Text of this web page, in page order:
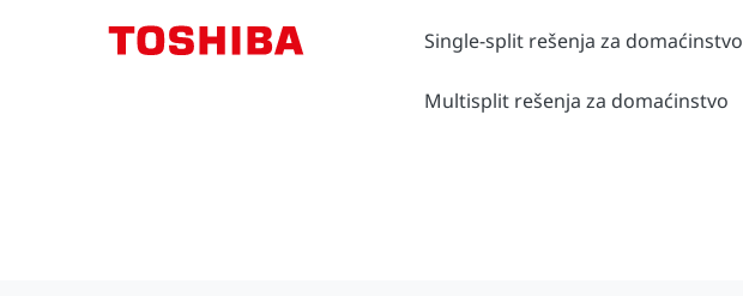
Single-split rešenja za domaćinstvo
Multisplit rešenja za domaćinstvo